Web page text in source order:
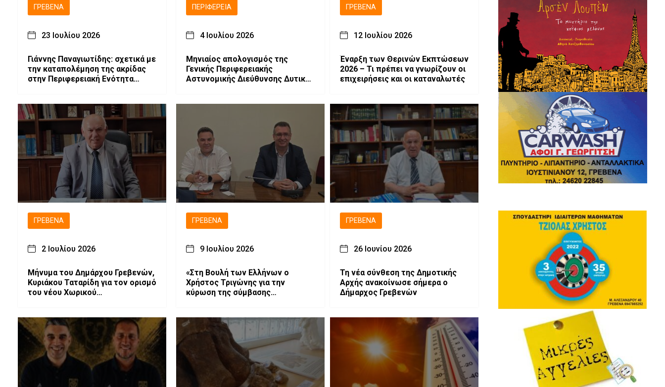
ΓΡΕΒΕΝΆ
23 Ιουλίου 2026
Γιάννης Παναγιωτίδης: σχετικά με
την καταπολέμηση της ακρίδας
στην Περιφερειακή Ενότητα
ΠΕΡΙΦΈΡΕΙΑ
4 Ιουλίου 2026
Μηνιαίος απολογισμός της
Γενικής Περιφερειακής
Αστυνομικής Διεύθυνσης Δυτικής
ΓΡΕΒΕΝΆ
12 Ιουλίου 2026
Έναρξη των Θερινών Εκπτώσεων
2026 – Τι πρέπει να γνωρίζουν οι
επιχειρήσεις και οι καταναλωτές
ΓΡΕΒΕΝΆ
2 Ιουλίου 2026
Μήνυμα του Δημάρχου Γρεβενών,
Κυριάκου Ταταρίδη για τον ορισμό
του νέου Χωρικού
ΓΡΕΒΕΝΆ
9 Ιουλίου 2026
«Στη Βουλή των Ελλήνων ο
Χρήστος Τριγώνης για την
κύρωση της σύμβασης
Βασιλίτσας»
ΓΡΕΒΕΝΆ
26 Ιουνίου 2026
Τη νέα σύνθεση της Δημοτικής
Αρχής ανακοίνωσε σήμερα ο
Δήμαρχος Γρεβενών